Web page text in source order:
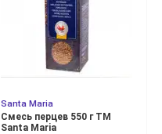
Santa Maria
Смесь перцев 550 г ТМ
Santa Maria